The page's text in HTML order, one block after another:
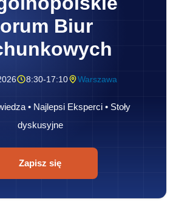
Biur
8:30-17:10 Warszawa
• Najlepsi Eksperci • Stoły
dyskusyjne
Zapisz się